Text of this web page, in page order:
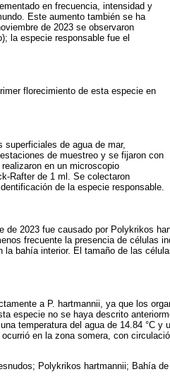
en frecuencia, intensidad y
Este aumento también se ha
de 2023 se observaron
la especie responsable fue el
florecimiento de esta especie en
superficiales de agua de mar,
de muestreo y se fijaron con
en un microscopio
Rafter de 1 ml. Se colectaron
de la especie responsable.
de 2023 fue causado por Polykrikos
frecuente la presencia de células
bahía interior. El tamaño de las
a P. hartmannii, ya que los
especie no se haya descrito
temperatura del agua de 14.84 °C
en la zona somera, con
Polykrikos hartmannii; Bahía de